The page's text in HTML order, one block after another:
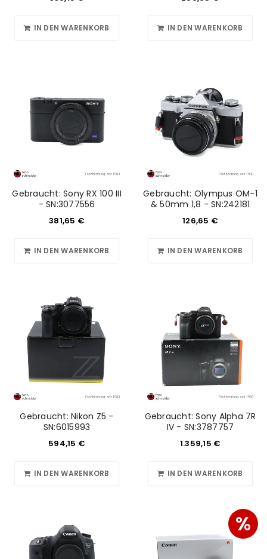
IN DEN WARENKORB IN DEN WARENKORB
Gebraucht: Sony RX 100 III
- SN:3077556
381,65 €
IN DEN WARENKORB
Gebraucht: Olympus OM-1
& 50mm 1,8 - SN:242181
126,65 €
IN DEN WARENKORB
Gebraucht: Nikon Z5 -
SN:6015993
594,15 €
IN DEN WARENKORB
Gebraucht: Sony Alpha 7R
IV - SN:3787757
1.359,15 €
IN DEN WARENKORB
%